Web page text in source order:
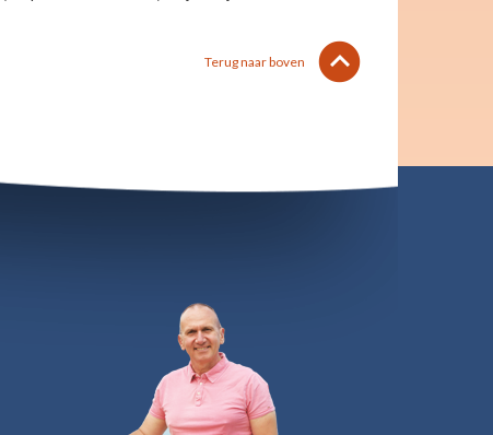
Terug naar boven lens
keyboard_arrow_up